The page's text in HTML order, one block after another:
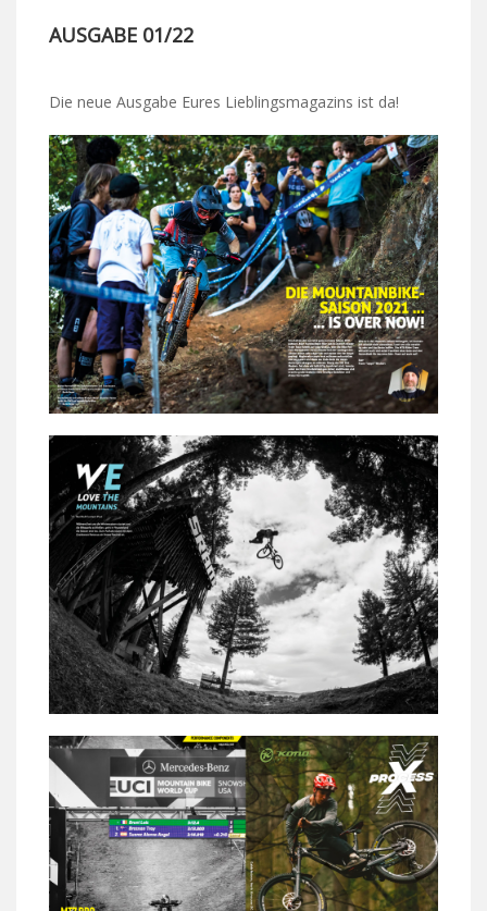
AUSGABE 01/22
Die neue Ausgabe Eures Lieblingsmagazins ist da!